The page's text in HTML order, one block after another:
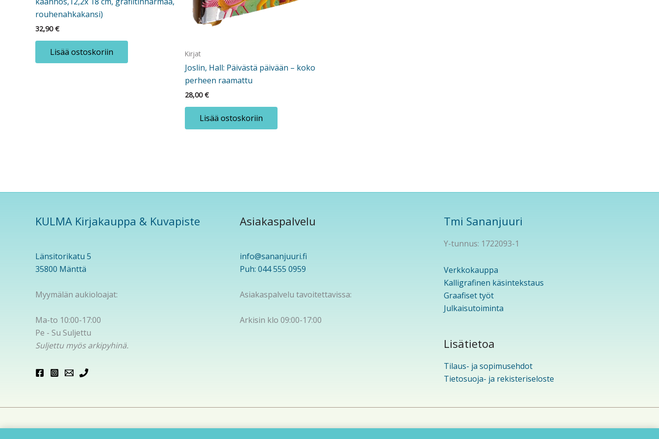
rouhenahkakansi)
32,90€
Lisää ostoskoriin Kirjat
Joslin, Hall: Päivästä päivään – koko
perheen raamattu
28,00€
Lisää ostoskoriin
KULMA Kirjakauppa & Kuvapiste
Länsitorikatu 5
35800 Mänttä
Myymälän aukioloajat:
Ma-to 10:00-17:00
Pe - Su Suljettu
Suljettu myös arkipyhinä.
Asiakaspalvelu
info@sananjuuri.fi
Puh: 044 555 0959
Asiakaspalvelu tavoitettavissa:
Arkisin klo 09:00-17:00
Tmi Sananjuuri
Y-tunnus: 1722093-1
Verkkokauppa
Kalligrafinen käsintekstaus
Graafiset työt
Julkaisutoiminta
Lisätietoa
Tilaus- ja sopimusehdot
Tietosuoja- ja rekisteriseloste